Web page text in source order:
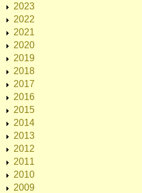
2023
2022
2021
2020
2019
2018
2017
2016
2015
2014
2013
2012
2011
2010
2009